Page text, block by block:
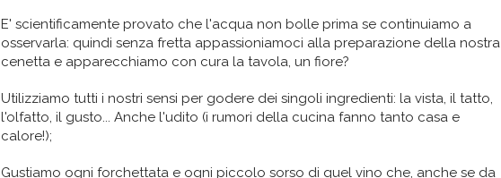
E' scientificamente provato che l'acqua non bolle prima se continuiamo a
osservarla: quindi senza fretta appassioniamoci alla preparazione della nostra
cenetta e apparecchiamo con cura la tavola, un fiore?
Utilizziamo tutti i nostri sensi per godere dei singoli ingredienti: la vista, il tatto,
l'olfatto, il gusto... Anche l'udito (i rumori della cucina fanno tanto casa e
calore!);
Gustiamo ogni forchettata e ogni piccolo sorso di quel vino che, anche se da